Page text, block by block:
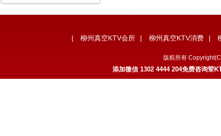
| 柳州真空KTV会所 | 柳州真空KTV消费 |
版权所有
添加微信 1302 4444 204免费咨询荤